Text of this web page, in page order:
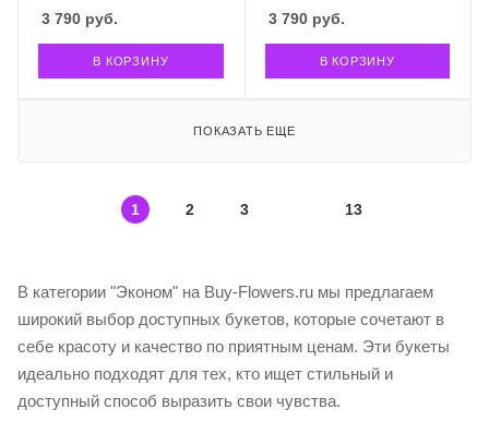
3 790 руб.
В КОРЗИНУ
3 790руб.
В КОРЗИНУ
ПОКАЗАТЬ ЕЩЕ
1 2 3 13
В категории "Эконом" на Buy-Flowers.ru мы предлагаем
широкий выбор доступных букетов, которые сочетают в
себе красоту и качество по приятным ценам. Эти букеты
идеально подходят для тех, кто ищет стильный и
доступный способ выразить свои чувства.